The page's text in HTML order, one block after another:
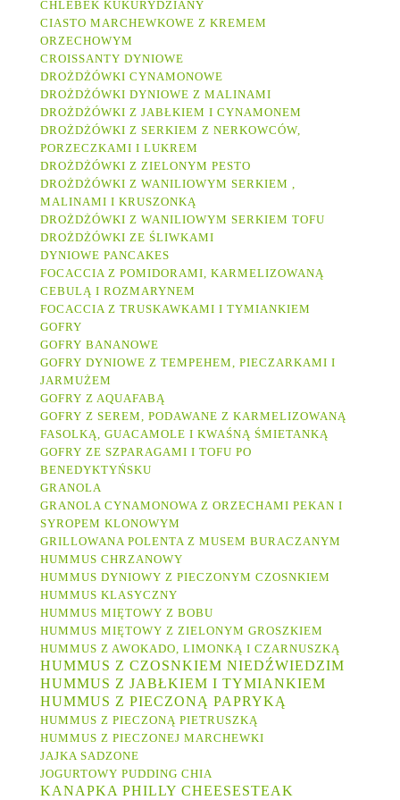
CHLEBEK KUKURYDZIANY
CIASTO MARCHEWKOWE Z KREMEM
ORZECHOWYM
CROISSANTY DYNIOWE
DROŻDŻÓWKI CYNAMONOWE
DROŻDŻÓWKI DYNIOWE Z MALINAMI
DROŻDŻÓWKI Z JABŁKIEM I CYNAMONEM
DROŻDŻÓWKI Z SERKIEM Z NERKOWCÓW,
PORZECZKAMI I LUKREM
DROŻDŻÓWKI Z ZIELONYM PESTO
DROŻDŻÓWKI Z WANILIOWYM SERKIEM ,
MALINAMI I KRUSZONKĄ
DROŻDŻÓWKI Z WANILIOWYM SERKIEM TOFU
DROŻDŻÓWKI ZE ŚLIWKAMI
DYNIOWE PANCAKES
FOCACCIA Z POMIDORAMI, KARMELIZOWANĄ
CEBULĄ I ROZMARYNEM
FOCACCIA Z TRUSKAWKAMI I TYMIANKIEM
GOFRY
GOFRY BANANOWE
GOFRY DYNIOWE Z TEMPEHEM, PIECZARKAMI I
JARMUŻEM
GOFRY Z AQUAFABĄ
GOFRY Z SEREM, PODAWANE Z KARMELIZOWANĄ
FASOLKĄ, GUACAMOLE I KWAŚNĄ ŚMIETANKĄ
GOFRY ZE SZPARAGAMI I TOFU PO
BENEDYKTYŃSKU
GRANOLA
GRANOLA CYNAMONOWA Z ORZECHAMI PEKAN I
SYROPEM KLONOWYM
GRILLOWANA POLENTA Z MUSEM BURACZANYM
HUMMUS CHRZANOWY
HUMMUS DYNIOWY Z PIECZONYM CZOSNKIEM
HUMMUS KLASYCZNY
HUMMUS MIĘTOWY Z BOBU
HUMMUS MIĘTOWY Z ZIELONYM GROSZKIEM
HUMMUS Z AWOKADO, LIMONKĄ I CZARNUSZKĄ
HUMMUS Z CZOSNKIEM NIEDŹWIEDZIM
HUMMUS Z JABŁKIEM I TYMIANKIEM
HUMMUS Z PIECZONĄ PAPRYKĄ
HUMMUS Z PIECZONĄ PIETRUSZKĄ
HUMMUS Z PIECZONEJ MARCHEWKI
JAJKA SADZONE
JOGURTOWY PUDDING CHIA
KANAPKA PHILLY CHEESESTEAK